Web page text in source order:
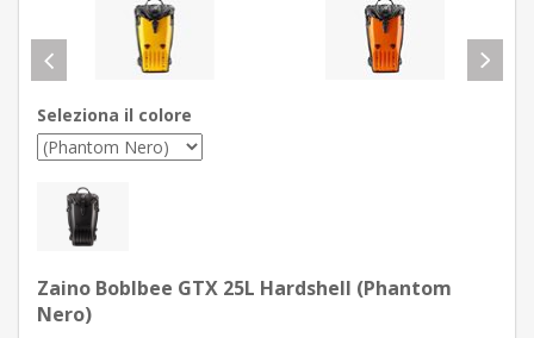
Seleziona il colore
Zaino Boblbee GTX 25L Hardshell (Phantom
Nero)